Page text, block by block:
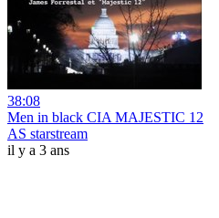
38:08
Men in black CIA MAJESTIC 12
AS starstream
il y a 3 ans